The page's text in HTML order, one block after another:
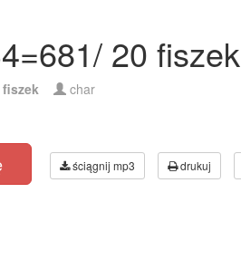
20 fiszek
fiszek char
ściągnij mp3 drukuj